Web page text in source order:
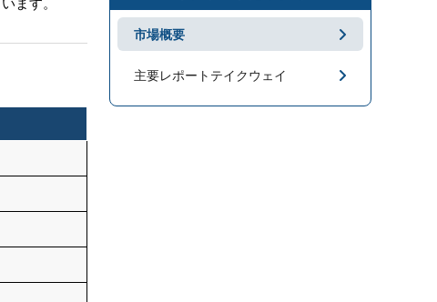
市場概要
主要レポートテイクウェイ